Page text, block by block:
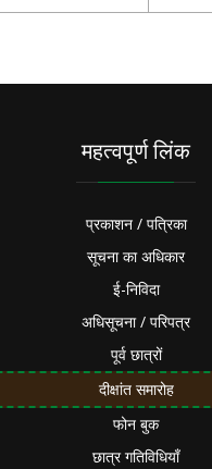
महत्वपूर्ण लिंक
प्रकाशन / पत्रिका
सूचना का अधिकार
ई-निविदा
अधिसूचना / परिपत्र
पूर्व छात्रों
दीक्षांत समारोह
फोन बुक
छात्र गतिविधियाँ